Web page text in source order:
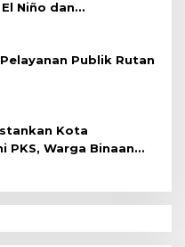
Publik Rutan
Kota
Ayam Petelur